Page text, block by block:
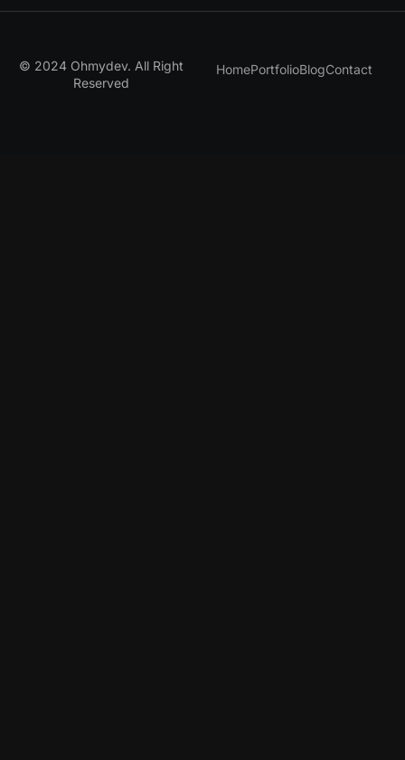
© 2024 Ohmydev. All Right
Reserved
HomePortfolioBlogContact